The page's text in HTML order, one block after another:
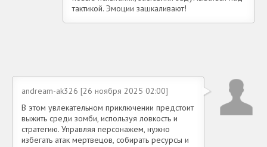
тактикой. Эмоции зашкаливают!
andream-ak326 [26 ноября 2025 02:00]
В этом увлекательном приключении предстоит
выжить среди зомби, используя ловкость и
стратегию. Управляя персонажем, нужно
избегать атак мертвецов, собирать ресурсы и